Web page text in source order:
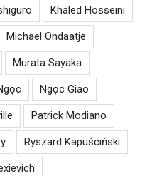
Khaled Hosseini
Michael Ondaatje
Murata Sayaka
Ngọc Giao
Patrick Modiano
Ryszard Kapuściński